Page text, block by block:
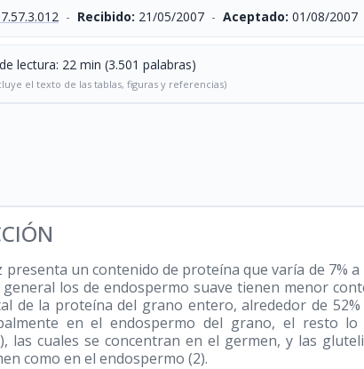
- Recibido: 21/05/2007 - Aceptado: 01/08/2007
lectura: 22 min (3.501 palabras)
el texto de las tablas, figuras y referencias)
presenta un contenido de proteína que varía de 7% a
los de endospermo suave tienen menor
de la proteína del grano entero, alrededor de
en el endospermo del grano, el resto
las cuales se concentran en el germen, y las
como en el endospermo (2).